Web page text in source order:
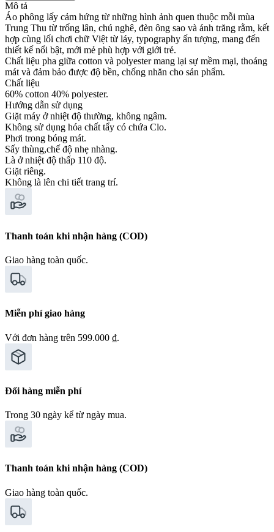
Mô tả
Áo phông lấy cảm hứng từ những hình ảnh quen thuộc mỗi mùa
Trung Thu từ trống lân, chú nghê, đèn ông sao và ánh trăng rằm, kết
hợp cùng lối chơi chữ Việt từ láy, typography ấn tượng, mang đến
thiết kế nổi bật, mới mẻ phù hợp với giới trẻ.
Chất liệu pha giữa cotton và polyester mang lại sự mềm mại, thoáng
mát và đảm bảo được độ bền, chống nhăn cho sản phẩm.
Chất liệu
60% cotton 40% polyester.
Hướng dẫn sử dụng
Giặt máy ở nhiệt độ thường, không ngâm.
Không sử dụng hóa chất tẩy có chứa Clo.
Phơi trong bóng mát.
Sấy thùng,chế độ nhẹ nhàng.
Là ở nhiệt độ thấp 110 độ.
Giặt riêng.
Không là lên chi tiết trang trí.
Thanh toán khi nhận hàng (COD)
Giao hàng toàn quốc.
Miễn phí giao hàng
Với đơn hàng trên 599.000 ₫.
Đổi hàng miễn phí
Trong 30 ngày kể từ ngày mua.
Thanh toán khi nhận hàng (COD)
Giao hàng toàn quốc.